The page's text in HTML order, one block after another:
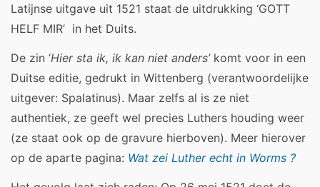
Latijnse uitgave uit 1521 staat de uitdrukking ‘GOTT
HELF MIR’ in het Duits.
De zin ‘Hier sta ik, ik kan niet anders’komt voor in een
Duitse editie, gedrukt in Wittenberg (verantwoordelijke
uitgever: Spalatinus). Maar zelfs al is ze niet
authentiek, ze geeft wel precies Luthers houding weer
(ze staat ook op de gravure hierboven). Meer hierover
op de aparte pagina: Wat zei Luther echt in Worms ?